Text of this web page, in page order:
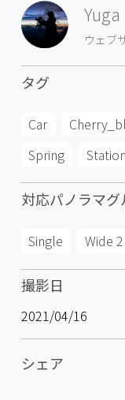
ウェブ
タグ
Car
Spring
Station
対応パノラマグ
Single Wide 2
撮影日
2021/04/16
シェア